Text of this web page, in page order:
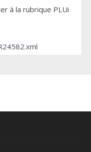
à la rubrique PLUi